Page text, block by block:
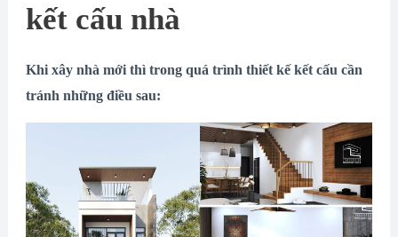
kết cấu nhà
Khi xây nhà mới thì trong quá trình thiết kế kết cấu cần
tránh những điều sau: